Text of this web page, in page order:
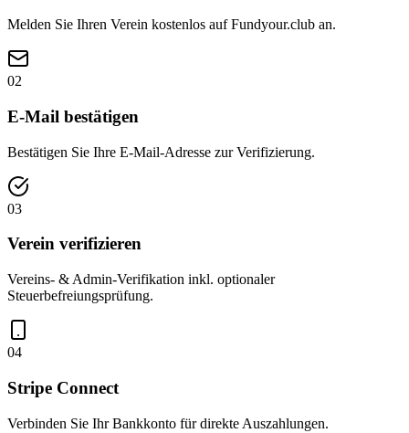
Melden Sie Ihren Verein kostenlos auf Fundyour.club an.
02
E-Mail bestätigen
Bestätigen Sie Ihre E-Mail-Adresse zur Verifizierung.
03
Verein verifizieren
Vereins- & Admin-Verifikation inkl. optionaler
Steuerbefreiungsprüfung.
04
Stripe Connect
Verbinden Sie Ihr Bankkonto für direkte Auszahlungen.